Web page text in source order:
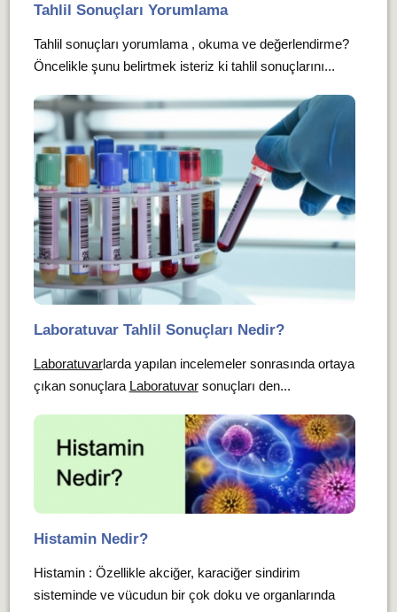
Tahlil Sonuçları Yorumlama
Tahlil sonuçları yorumlama , okuma ve değerlendirme?
Öncelikle şunu belirtmek isteriz ki tahlil sonuçlarını...
Laboratuvar Tahlil Sonuçları Nedir?
Laboratuvarlarda yapılan incelemeler sonrasında ortaya
çıkan sonuçlara Laboratuvarsonuçları den...
Histamin Nedir?
Histamin : Özellikle akciğer, karaciğer sindirim
sisteminde ve vücudun bir çok doku ve organlarında